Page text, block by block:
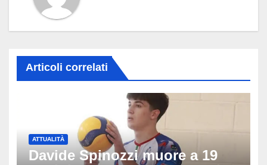
Articoli correlati
ATTUALITÀ
Davide Spinozzi muore a 19